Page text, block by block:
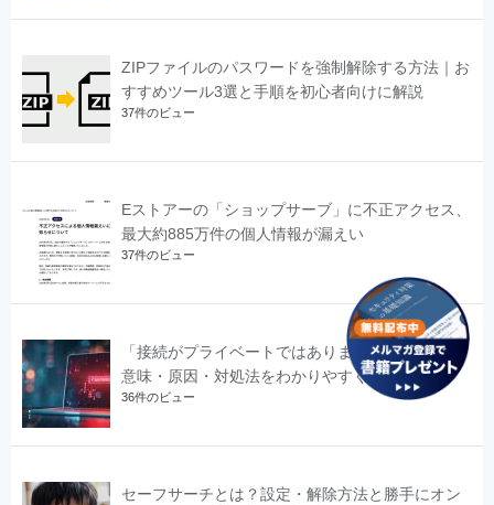
ZIPファイルのパスワードを強制解除する方法｜お
すすめツール3選と手順を初心者向けに解説
37件のビュー
Eストアーの「ショップサーブ」に不正アクセス、
最大約885万件の個人情報が漏えい
37件のビュー
「接続がプライベートではありません」は危険？
意味・原因・対処法をわかりやすく解説
36件のビュー
セーフサーチとは？設定・解除方法と勝手にオン